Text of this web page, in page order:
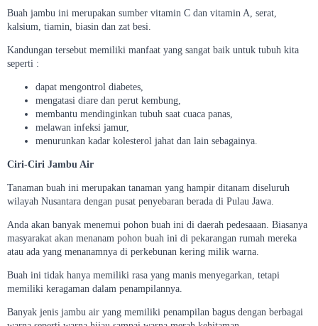
Buah jambu ini merupakan sumber vitamin C dan vitamin A, serat,
kalsium, tiamin, biasin dan zat besi.
Kandungan tersebut memiliki manfaat yang sangat baik untuk tubuh kita
seperti :
dapat mengontrol diabetes,
mengatasi diare dan perut kembung,
membantu mendinginkan tubuh saat cuaca panas,
melawan infeksi jamur,
menurunkan kadar kolesterol jahat dan lain sebagainya.
Ciri-Ciri Jambu Air
Tanaman buah ini merupakan tanaman yang hampir ditanam diseluruh
wilayah Nusantara dengan pusat penyebaran berada di Pulau Jawa.
Anda akan banyak menemui pohon buah ini di daerah pedesaaan. Biasanya
masyarakat akan menanam pohon buah ini di pekarangan rumah mereka
atau ada yang menanamnya di perkebunan kering milik warna.
Buah ini tidak hanya memiliki rasa yang manis menyegarkan, tetapi
memiliki keragaman dalam penampilannya.
Banyak jenis jambu air yang memiliki penampilan bagus dengan berbagai